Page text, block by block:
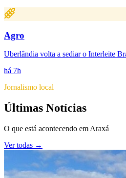
Agro
Uberlândia volta a sediar o Interleite
há 7h
Jornalismo local
Últimas Notícias
O que está acontecendo em Araxá
Ver todas →